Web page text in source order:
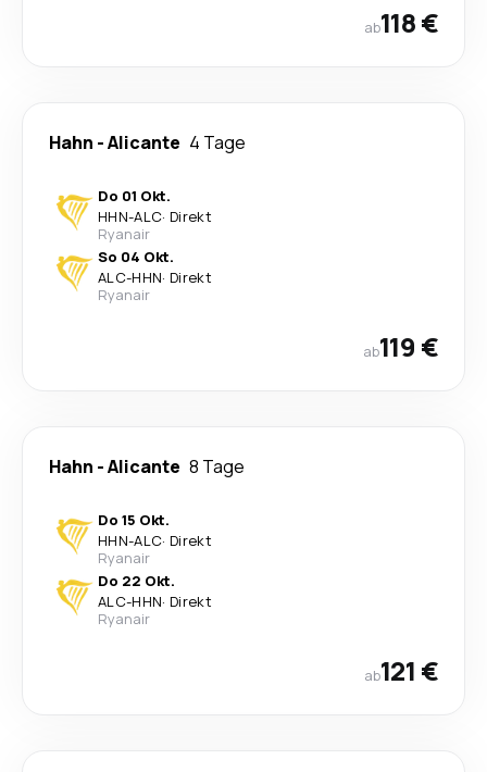
ab118 €
Hahn -Alicante 4 Tage
Do 01 Okt.
HHN-ALC· Direkt
Ryanair
So 04 Okt.
ALC-HHN· Direkt
Ryanair
ab119 €
Hahn -Alicante 8 Tage
Do 15 Okt.
HHN-ALC· Direkt
Ryanair
Do 22 Okt.
ALC-HHN· Direkt
Ryanair
ab121 €